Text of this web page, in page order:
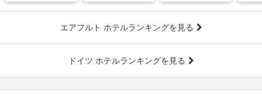
エアフルト ホテルランキングを見る
ドイツ ホテルランキングを見る